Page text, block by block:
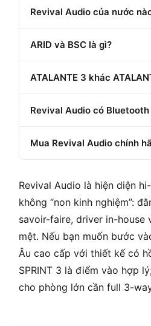
Revival Audio của nước
ARID và BSC là gì?
ATALANTE 3 khác
Revival Audio có
Mua Revival Audio chính
Revival Audio là hiện diện
không “non kinh nghiệm”:
savoir-faire, driver in-house
mệt. Nếu bạn muốn bước
Âu cao cấp với thiết kế có
SPRINT 3 là điểm vào hợp
cho phòng lớn cần full 3-